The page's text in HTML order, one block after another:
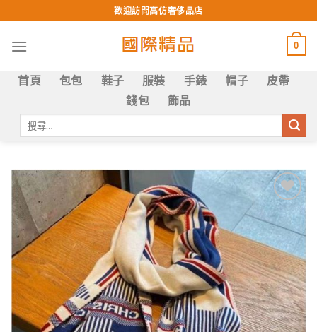
to
content
歡迎訪問高仿奢侈品店
0
首頁 包包 鞋子 服裝 手錶 帽子
皮帶
錢包
飾品
字:
Add to
wishlist